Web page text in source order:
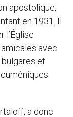
apostolique,
en 1931. Il
l’Église
avec
et
a donc